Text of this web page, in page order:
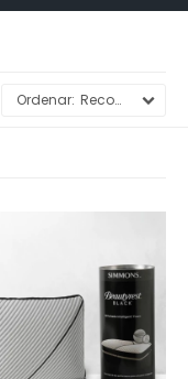
Recomendados